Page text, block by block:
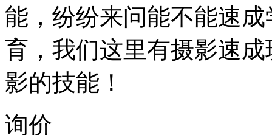
能，纷纷来问能不能速
育，我们这里有摄影速
影的技能！
询价